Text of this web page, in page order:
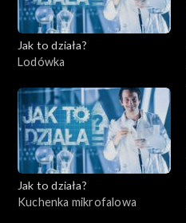
Jak to działa?
Lodówka
Jak to działa?
Kuchenka mikrofalowa